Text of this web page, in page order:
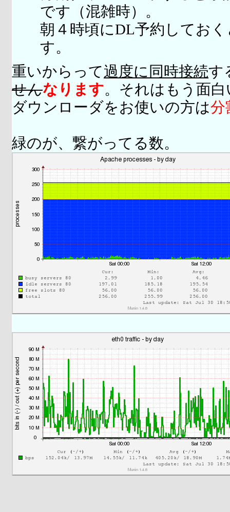
です（混雑時）。
朝４時頃にDL予約してお
す。
重いからって過度に同時接続す
せんなります。それはもう面
ダウンローダをお使いの方は分
緑のが、繋がってる数。